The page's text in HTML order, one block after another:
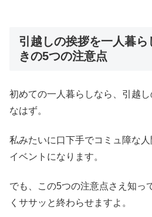
引越しの挨拶を一人暮ら
きの5つの注意点
初めての一人暮らしなら、引越
なはず。
私みたいに口下手でコミュ障な
イベントになります。
でも、この5つの注意点さえ知っ
くササッと終わらせますよ。